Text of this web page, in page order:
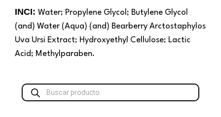
INCI: Water; Propylene Glycol; Butylene Glycol
(and) Water (Aqua) (and) Bearberry Arctostaphylos
Uva Ursi Extract; Hydroxyethyl Cellulose; Lactic
Acid; Methylparaben.
Búsqueda
de